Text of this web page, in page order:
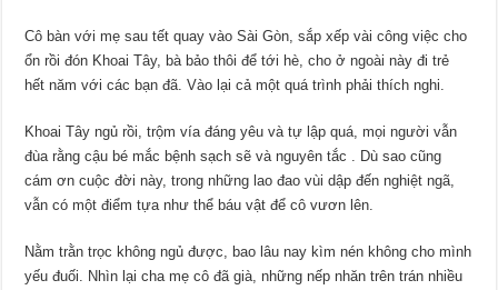
Cô bàn với mẹ sau tết quay vào Sài Gòn, sắp xếp vài công việc cho
ổn rồi đón Khoai Tây, bà bảo thôi để tới hè, cho ở ngoài này đi trẻ
hết năm với các bạn đã. Vào lại cả một quá trình phải thích nghi.
Khoai Tây ngủ rồi, trộm vía đáng yêu và tự lập quá, mọi người vẫn
đùa rằng cậu bé mắc bệnh sạch sẽ và nguyên tắc . Dù sao cũng
cám ơn cuộc đời này, trong những lao đao vùi dập đến nghiệt ngã,
vẫn có một điểm tựa như thể báu vật để cô vươn lên.
Nằm trằn trọc không ngủ được, bao lâu nay kìm nén không cho mình
yếu đuối. Nhìn lại cha mẹ cô đã già, những nếp nhăn trên trán nhiều